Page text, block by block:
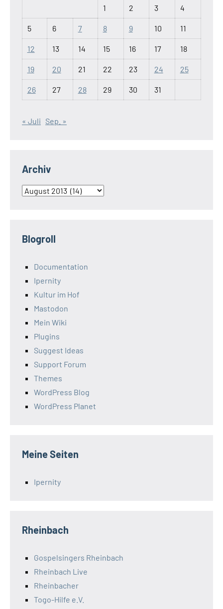
1 2 3 4
5 6 7 8 9 10 11
12 13 14 15 16 17 18
19 20 21 22 23 24 25
26 27 28 29 30 31
« Juli Sep. »
Archiv
Archiv
Blogroll
Documentation
Ipernity
Kultur im Hof
Mastodon
Mein Wiki
Plugins
Suggest Ideas
Support Forum
Themes
WordPress Blog
WordPress Planet
Meine Seiten
Ipernity
Rheinbach
Gospelsingers Rheinbach
Rheinbach Live
Rheinbacher
Togo-Hilfe e.V.